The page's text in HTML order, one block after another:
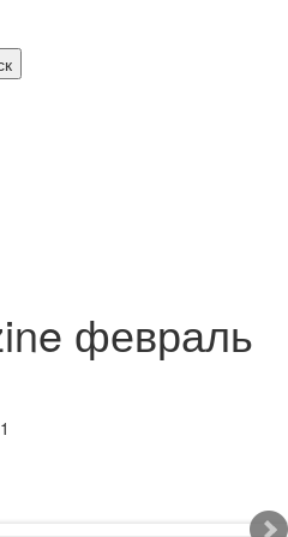
февраль